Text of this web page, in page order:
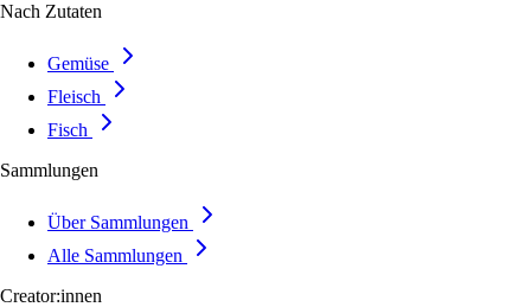
Nach Zutaten
Gemüse
Fleisch
Fisch
Sammlungen
Über Sammlungen
Alle Sammlungen
Creator:innen